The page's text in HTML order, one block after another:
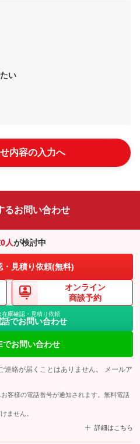
い
内容の入力へ
るお問い合わせ
0人が検討中
・見積り依頼(無料)
オンライン
商談予約
在庫確認・見積り依頼
でお問い合わせ
でお問い合わせ
連絡が届くことはありません。 メールア
客様の電話番号が通知されます。無料電話
ません。
詳細はこちら